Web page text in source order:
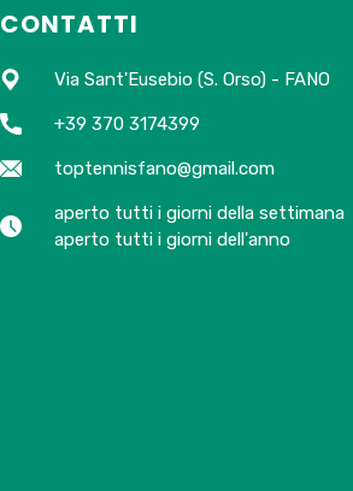
CONTATTI
Via Sant'Eusebio (S. Orso) - FANO
+39 370 3174399
toptennisfano@gmail.com
aperto tutti i giorni della settimana
aperto tutti i giorni dell'anno